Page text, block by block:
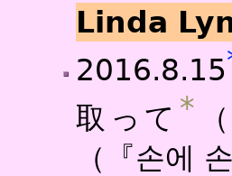
Linda
2016.8.15
取って *
（『손에